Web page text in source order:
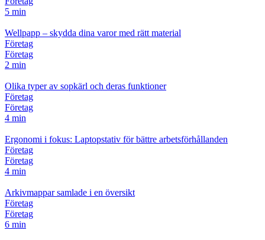
5 min
Wellpapp – skydda dina varor med rätt material
Företag
Företag
2 min
Olika typer av sopkärl och deras funktioner
Företag
Företag
4 min
Ergonomi i fokus: Laptopstativ för bättre arbetsförhållanden
Företag
Företag
4 min
Arkivmappar samlade i en översikt
Företag
Företag
6 min